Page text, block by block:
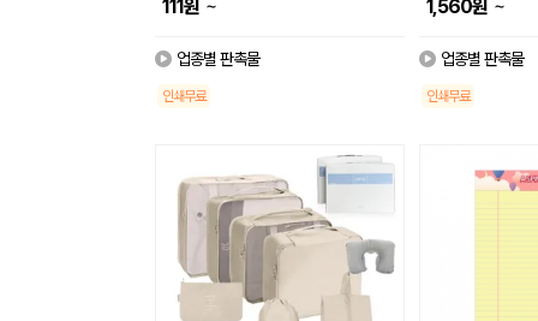
111원 ~
업종별 판촉물
인쇄무료
1,560원 ~
업종별 판촉물
인쇄무료